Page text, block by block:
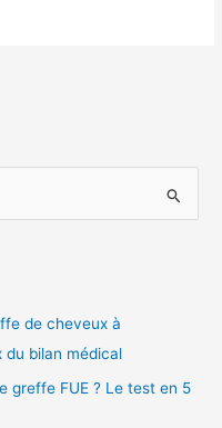
de cheveux à
du bilan médical
greffe FUE ? Le test en 5